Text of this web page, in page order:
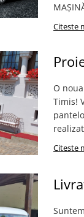
Citeste
O
Timis!
Citeste